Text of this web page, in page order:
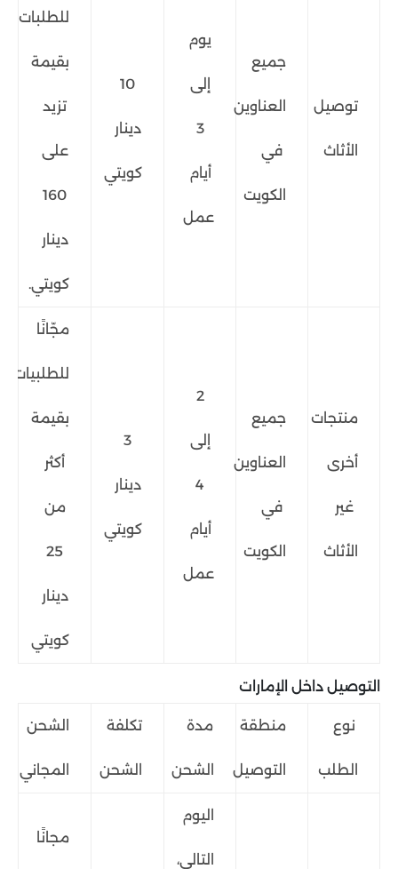
توصيل
الأثاث
جميع
العناوين
في
الكويت
يوم
إلى
3
أيام
عمل
10
دينار
كويتي
للطلبات
بقيمة
تزيد
على
160
دينار
كويتي.
منتجات
أخرى
غير
الأثاث
جميع
العناوين
في
الكويت
2
إلى
4
أيام
عمل
3
دينار
كويتي
مجّانًا
للطلبيات
بقيمة
أكثر
من
25
دينار
كويتي
التوصيل داخل الإمارات
نوع
الطلب
منطقة
التوصيل
مدة
الشحن
تكلفة
الشحن
الشحن
المجاني
اليوم
التالي،
مجانًا